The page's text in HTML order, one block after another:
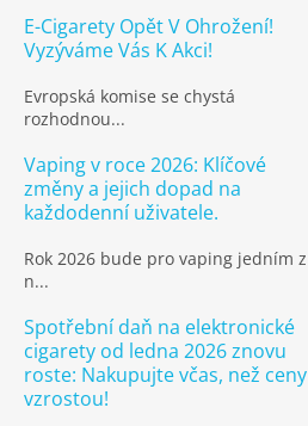
E-Cigarety Opět V Ohrožení!
Vyzýváme Vás K Akci!
Evropská komise se chystá
rozhodnou...
Vaping v roce 2026: Klíčové
změny a jejich dopad na
každodenní uživatele.
Rok 2026 bude pro vaping jedním z
n...
Spotřební daň na elektronické
cigarety od ledna 2026 znovu
roste: Nakupujte včas, než ceny
vzrostou!